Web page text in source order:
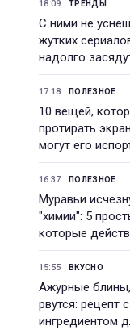
18:09 ТРЕНДЫ
С ними не
жутких
надолго
17:18 ПОЛЕЗНОЕ
10 вещей,
протирать
могут его
16:37 ПОЛЕЗНОЕ
Муравьи
"химии": 5
которые
15:55 ВКУСНО
Ажурные
рвутся: рецепт
ингредиентом